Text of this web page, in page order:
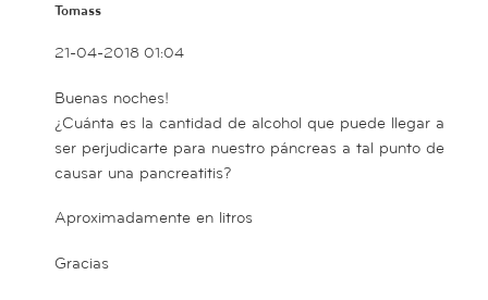
Tomass
21-04-2018 01:04
Buenas noches!
¿Cuánta es la cantidad de alcohol que puede llegar a
ser perjudicarte para nuestro páncreas a tal punto de
causar una pancreatitis?
Aproximadamente en litros
Gracias